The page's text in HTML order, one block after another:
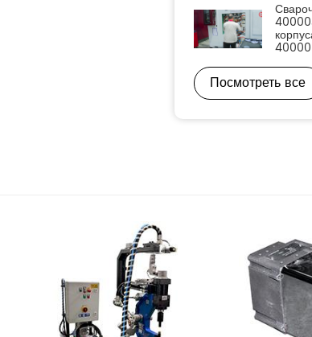
Посмотреть все